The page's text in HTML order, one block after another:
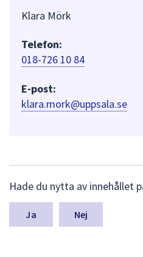
Klara Mörk
Telefon:
018-726 10 84
E-post:
klara.mork@uppsala.se
ä
m
a
Hade du nytta av innehållet
Nej